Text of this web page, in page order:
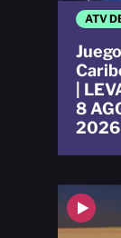
ATV
|
8
2026